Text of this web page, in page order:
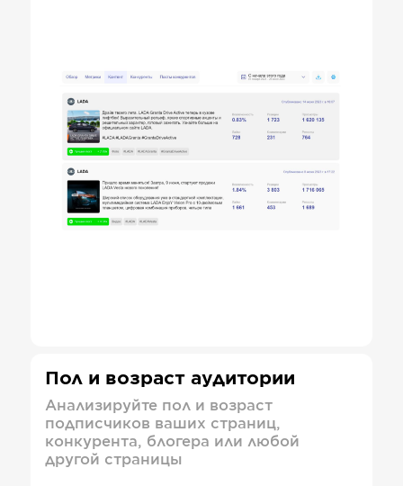
Пол и возраст аудитории
Анализируйте пол и возраст
подписчиков ваших страниц,
конкурента, блогера или любой
другой страницы